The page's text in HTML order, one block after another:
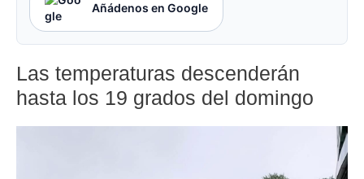
Añádenos en Google
Las temperaturas descenderán
hasta los 19 grados del domingo